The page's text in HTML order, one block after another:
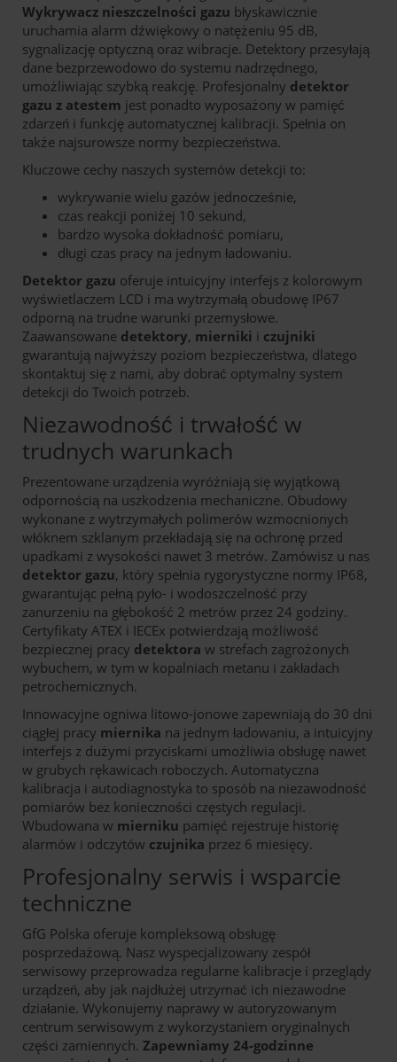
Wykrywacz nieszczelności gazu błyskawicznie
uruchamia alarm dźwiękowy o natężeniu 95 dB,
sygnalizację optyczną oraz wibracje. Detektory przesyłają
dane bezprzewodowo do systemu nadrzędnego,
umożliwiając szybką reakcję. Profesjonalny detektor
gazu z atestem jest ponadto wyposażony w pamięć
zdarzeń i funkcję automatycznej kalibracji. Spełnia on
także najsurowsze normy bezpieczeństwa.
Kluczowe cechy naszych systemów detekcji to:
wykrywanie wielu gazów jednocześnie,
czas reakcji poniżej 10 sekund,
bardzo wysoka dokładność pomiaru,
długi czas pracy na jednym ładowaniu.
Detektor gazu oferuje intuicyjny interfejs z kolorowym
wyświetlaczem LCD i ma wytrzymałą obudowę IP67
odporną na trudne warunki przemysłowe.
Zaawansowane detektory, mierniki i czujniki
gwarantują najwyższy poziom bezpieczeństwa, dlatego
skontaktuj się z nami, aby dobrać optymalny system
detekcji do Twoich potrzeb.
Niezawodność i trwałość w
trudnych warunkach
Prezentowane urządzenia wyróżniają się wyjątkową
odpornością na uszkodzenia mechaniczne. Obudowy
wykonane z wytrzymałych polimerów wzmocnionych
włóknem szklanym przekładają się na ochronę przed
upadkami z wysokości nawet 3 metrów. Zamówisz u nas
detektor gazu, który spełnia rygorystyczne normy IP68,
gwarantując pełną pyło- i wodoszczelność przy
zanurzeniu na głębokość 2 metrów przez 24 godziny.
Certyfikaty ATEX i IECEx potwierdzają możliwość
bezpiecznej pracy detektora w strefach zagrożonych
wybuchem, w tym w kopalniach metanu i zakładach
petrochemicznych.
Innowacyjne ogniwa litowo-jonowe zapewniają do 30 dni
ciągłej pracy miernika na jednym ładowaniu, a intuicyjny
interfejs z dużymi przyciskami umożliwia obsługę nawet
w grubych rękawicach roboczych. Automatyczna
kalibracja i autodiagnostyka to sposób na niezawodność
pomiarów bez konieczności częstych regulacji.
Wbudowana w mierniku pamięć rejestruje historię
alarmów i odczytów czujnika przez 6 miesięcy.
Profesjonalny serwis i wsparcie
techniczne
GfG Polska oferuje kompleksową obsługę
posprzedażową. Nasz wyspecjalizowany zespół
serwisowy przeprowadza regularne kalibracje i przeglądy
urządzeń, aby jak najdłużej utrzymać ich niezawodne
działanie. Wykonujemy naprawy w autoryzowanym
centrum serwisowym z wykorzystaniem oryginalnych
części zamiennych. Zapewniamy 24-godzinne